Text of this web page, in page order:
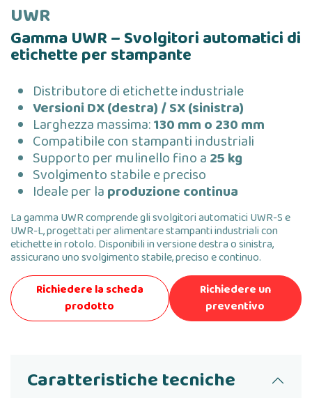
UWR
Gamma UWR – Svolgitori automatici di
etichette per stampante
Distributore di etichette industriale
Versioni DX (destra) / SX (sinistra)
Larghezza massima:130 mm o 230 mm
Compatibile con stampanti industriali
Supporto per mulinello fino a25 kg
Svolgimento stabile e preciso
Ideale per laproduzione continua
La gamma UWR comprende gli svolgitori automatici UWR-S e
UWR-L, progettati per alimentare stampanti industriali con
etichette in rotolo. Disponibili in versione destra o sinistra,
assicurano uno svolgimento stabile, preciso e continuo.
Richiedere la scheda
prodotto
Richiedere un
preventivo
Caratteristiche tecniche